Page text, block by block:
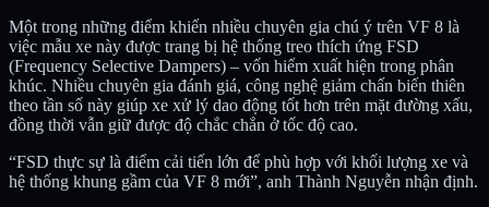
Một trong những điểm khiến nhiều chuyên gia chú ý trên VF 8 là
việc mẫu xe này được trang bị hệ thống treo thích ứng FSD
(Frequency Selective Dampers) – vốn hiếm xuất hiện trong phân
khúc. Nhiều chuyên gia đánh giá, công nghệ giảm chấn biến thiên
theo tần số này giúp xe xử lý dao động tốt hơn trên mặt đường xấu,
đồng thời vẫn giữ được độ chắc chắn ở tốc độ cao.
“FSD thực sự là điểm cải tiến lớn để phù hợp với khối lượng xe và
hệ thống khung gầm của VF 8 mới”, anh Thành Nguyễn nhận định.